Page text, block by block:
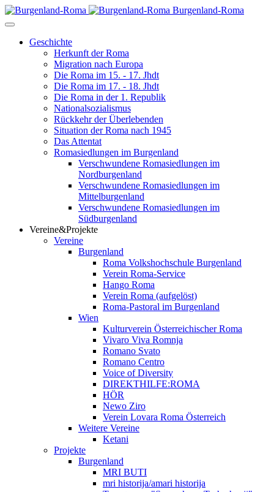
Burgenland-Roma
Geschichte
Herkunft der Roma
Migration nach Europa
Die Roma im 15. - 17. Jhdt
Die Roma im 17. - 18. Jhdt
Die Roma in der 1. Republik
Nationalsozialismus
Rückkehr der Überlebenden
Situation der Roma nach 1945
Das Attentat
Romasiedlungen im Burgenland
Verschwundene Romasiedlungen im
Nordburgenland
Verschwundene Romasiedlungen im
Mittelburgenland
Verschwundene Romasiedlungen im
Südburgenland
Vereine&Projekte
Vereine
Burgenland
Roma Volkshochschule Burgenland
Verein Roma-Service
Hango Roma
Verein Roma (aufgelöst)
Roma-Pastoral im Burgenland
Wien
Kulturverein Österreichischer Roma
Vivaro Viva Romnja
Romano Svato
Romano Centro
Voice of Diversity
DIREKTHILFE:ROMA
HÖR
Newo Ziro
Verein Lovara Roma Österreich
Weitere Vereine
Ketani
Projekte
Burgenland
MRI BUTI
mri historija/amari historija